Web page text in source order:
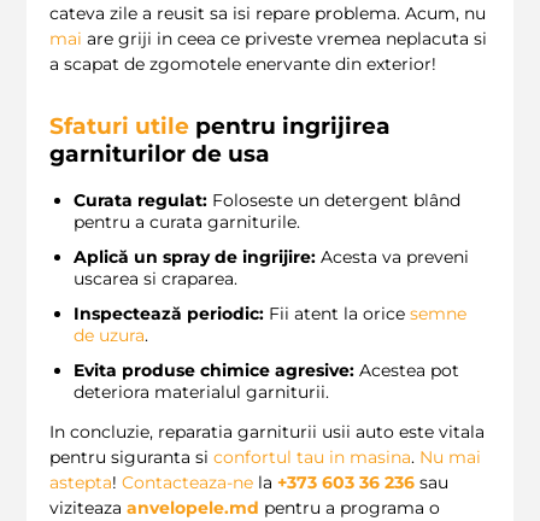
cateva zile a reusit sa isi repare problema. Acum, nu
mai are griji in ceea ce priveste vremea neplacuta si
a scapat de zgomotele enervante din exterior!
Sfaturi utile pentru ingrijirea
garniturilor de usa
Curata regulat: Foloseste un detergent blând
pentru a curata garniturile.
Aplică un spray de ingrijire: Acesta va preveni
uscarea si craparea.
Inspectează periodic: Fii atent la orice semne
de uzura.
Evita produse chimice agresive: Acestea pot
deteriora materialul garniturii.
In concluzie, reparatia garniturii usii auto este vitala
pentru siguranta si confortul tau in masina. Nu mai
astepta! Contacteaza-ne la +373 603 36 236 sau
viziteaza anvelopele.md pentru a programa o